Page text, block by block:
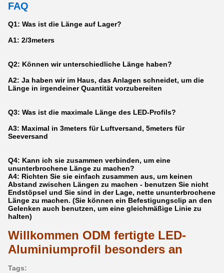
FAQ
Q1: Was ist die Länge auf Lager?
A1: 2/3meters
Q2: Können wir unterschiedliche Länge haben?
A2: Ja haben wir im Haus, das Anlagen schneidet, um die
Länge in irgendeiner Quantität vorzubereiten
Q3: Was ist die maximale Länge des LED-Profils?
A3: Maximal in 3meters für Luftversand, 5meters für
Seeversand
Q4: Kann ich sie zusammen verbinden, um eine
ununterbrochene Länge zu machen?
A4: Richten Sie sie einfach zusammen aus, um keinen
Abstand zwischen Längen zu machen - benutzen Sie nicht
Endstöpsel und Sie sind in der Lage, nette ununterbrochene
Länge zu machen. (Sie können ein Befestigungsclip an den
Gelenken auch benutzen, um eine gleichmäßige Linie zu
halten)
Willkommen ODM fertigte LED-
Aluminiumprofil besonders an
Tags: